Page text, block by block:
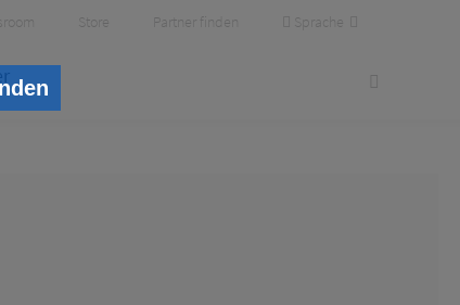
Store Partner finden Sprache